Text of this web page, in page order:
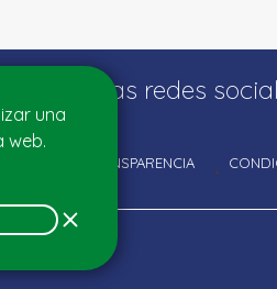
una
web.
en nuestras redes
TRANSPARENCIA
not a web hosting company and, as such,